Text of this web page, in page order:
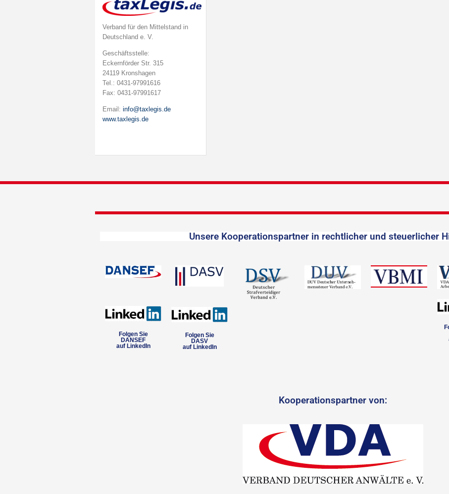
Verband für den Mittelstand in
Deutschland e. V.
Geschäftsstelle:
Eckernförder Str. 315
24119 Kronshagen
Tel.: 0431-97991616
Fax: 0431-97991617
Email: info@taxlegis.de
www.taxlegis.de
Unsere Kooperationspartner in rechtlicher und steuerlicher
Folgen Sie
DANSEF
auf LinkedIn
Folgen Sie
DASV
auf LinkedIn
Kooperationspartner von: